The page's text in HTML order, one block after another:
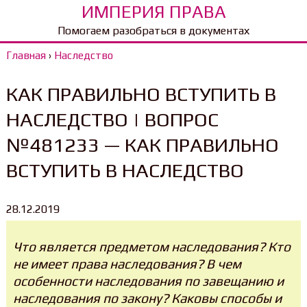
ИМПЕРИЯ ПРАВА
Помогаем разобраться в документах
Главная› Наследство
КАК ПРАВИЛЬНО ВСТУПИТЬ В
НАСЛЕДСТВО | ВОПРОС
№481233 — КАК ПРАВИЛЬНО
ВСТУПИТЬ В НАСЛЕДСТВО
28.12.2019
Что является предметом наследования? Кто
не имеет права наследования? В чем
особенности наследования по завещанию и
наследования по закону? Каковы способы и